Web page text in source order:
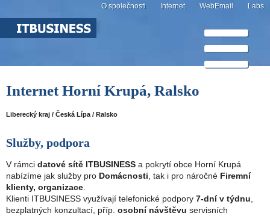
O společnosti Internet WebEmail Labs
Internet Horní Krupá, Ralsko
Liberecký kraj / Česká Lípa / Ralsko
Služby, podpora
V rámci datové sítě ITBUSINESS a pokrytí obce Horní Krupá
nabízíme jak služby pro Domácnosti , tak i pro náročné Firemní
klienty, organizace
Klienti ITBUSINESS využívají telefonické podpory 7-dní v týdnu
bezplatných konzultací, příp. osobní návštěvu servisních